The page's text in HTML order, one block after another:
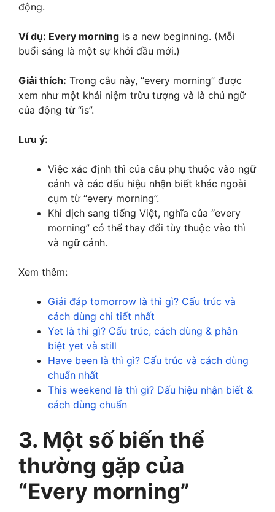
động.
Ví dụ: Every morning is a new beginning. (Mỗi
buổi sáng là một sự khởi đầu mới.)
Giải thích: Trong câu này, “every morning” được
xem như một khái niệm trừu tượng và là chủ ngữ
của động từ “is”.
Lưu ý:
Việc xác định thì của câu phụ thuộc vào ngữ
cảnh và các dấu hiệu nhận biết khác ngoài
cụm từ “every morning”.
Khi dịch sang tiếng Việt, nghĩa của “every
morning” có thể thay đổi tùy thuộc vào thì
và ngữ cảnh.
Xem thêm:
Giải đáp tomorrow là thì gì? Cấu trúc và
cách dùng chi tiết nhất
Yet là thì gì? Cấu trúc, cách dùng & phân
biệt yet và still
Have been là thì gì? Cấu trúc và cách dùng
chuẩn nhất
This weekend là thì gì? Dấu hiệu nhận biết &
cách dùng chuẩn
3. Một số biến thể
thường gặp của
“Every morning”